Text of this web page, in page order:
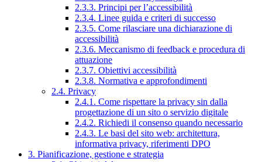
2.3.3. Principi per l’accessibilità
2.3.4. Linee guida e criteri di successo
2.3.5. Come rilasciare una dichiarazione di
accessibilità
2.3.6. Meccanismo di feedback e procedura di
attuazione
2.3.7. Obiettivi accessibilità
2.3.8. Normativa e approfondimenti
2.4. Privacy
2.4.1. Come rispettare la privacy sin dalla
progettazione di un sito o servizio digitale
2.4.2. Richiedi il consenso quando necessario
2.4.3. Le basi del sito web: architettura,
informativa privacy, riferimenti DPO
3. Pianificazione, gestione e strategia